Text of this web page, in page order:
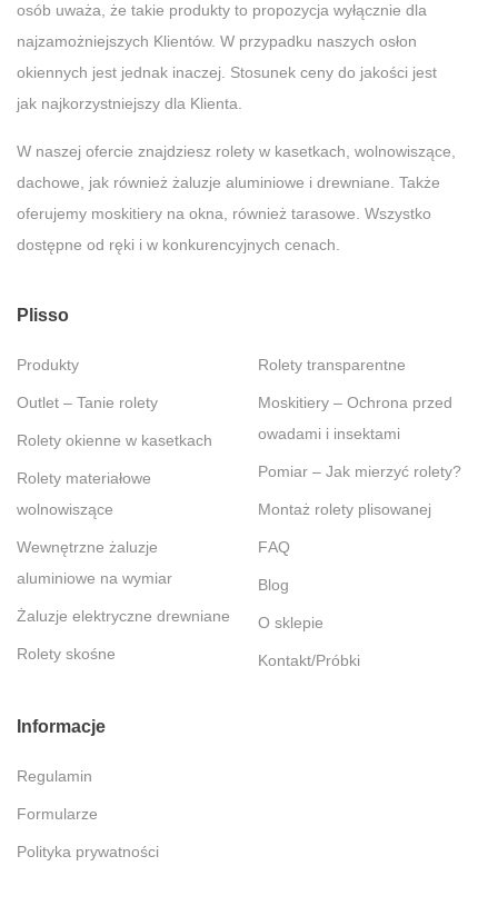
osób uważa, że takie produkty to propozycja wyłącznie dla
najzamożniejszych Klientów. W przypadku naszych osłon
okiennych jest jednak inaczej. Stosunek ceny do jakości jest
jak najkorzystniejszy dla Klienta.
W naszej ofercie znajdziesz rolety w kasetkach, wolnowiszące,
dachowe, jak również żaluzje aluminiowe i drewniane. Także
oferujemy moskitiery na okna, również tarasowe. Wszystko
dostępne od ręki i w konkurencyjnych cenach.
Plisso
Produkty
Outlet – Tanie rolety
Rolety okienne w kasetkach
Rolety materiałowe
wolnowiszące
Wewnętrzne żaluzje
aluminiowe na wymiar
Żaluzje elektryczne drewniane
Rolety skośne
Rolety transparentne
Moskitiery – Ochrona przed
owadami i insektami
Pomiar – Jak mierzyć rolety?
Montaż rolety plisowanej
FAQ
Blog
O sklepie
Kontakt/Próbki
Informacje
Regulamin
Formularze
Polityka prywatności